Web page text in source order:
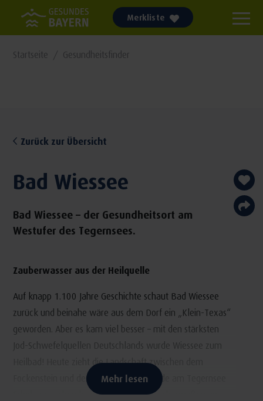
Merkliste
Startseite Gesundheitsfinder
Zurück zur Übersicht
Bad Wiessee
Bad Wiessee – der Gesundheitsort am
Westufer des Tegernsees.
Zauberwasser aus der Heilquelle
Auf knapp 1.100 Jahre Geschichte schaut Bad Wiessee
zurück und beinahe wäre aus dem Dorf ein „Klein-Texas“
geworden. Aber es kam viel besser – mit den stärksten
Jod-Schwefelquellen Deutschlands wurde Wiessee zum
Heilbad! Heute zieht die Landschaft zwischen dem
Fockenstein und der längsten Promenade am Tegernsee
Erholungssuchende wie Abenteurer gleichermaßen an.
Mehr lesen